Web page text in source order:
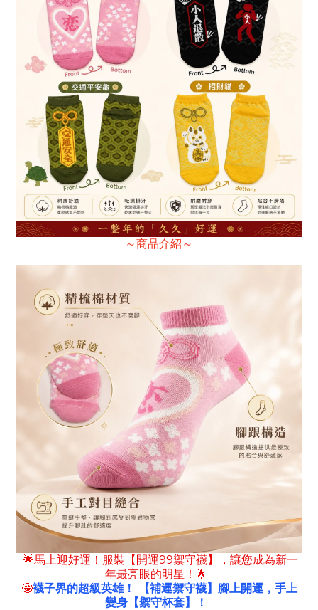
～商品介紹～
🌟馬上迎好運！服裝【開運99禦守襪】，讓您成為新一
年最亮眼的明星！ 🌟
🤩襪子界的超級英雄！ 【補運禦守襪】腳上開運，手上
變身【禦守杯套】
！